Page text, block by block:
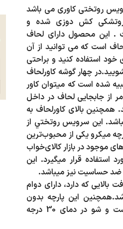
روتختی کاوری می باشد
روتشکی کش دوزی شده و
. این محصول دارای لحاف
است که می توانید از آن
خود استفاده کنید و براحتی
چهار گوشه کاورلحاف
شده است که میتوان کاور
از جابجایی لحاف در داخل
همچنین بالای کاورلحاف به
این سرویس روتختي از
میکرو یکی از محبوب‌ترین
موجود در بازار کالای‌خواب
استفاده قرار میگیرد. این
ضد حساسیت نیز میباشد.
بالایی که دارد، دارای دوام
این پارچه بدون
تغییر رنگ و قابلیت شست و شو در دمای 30 درجه